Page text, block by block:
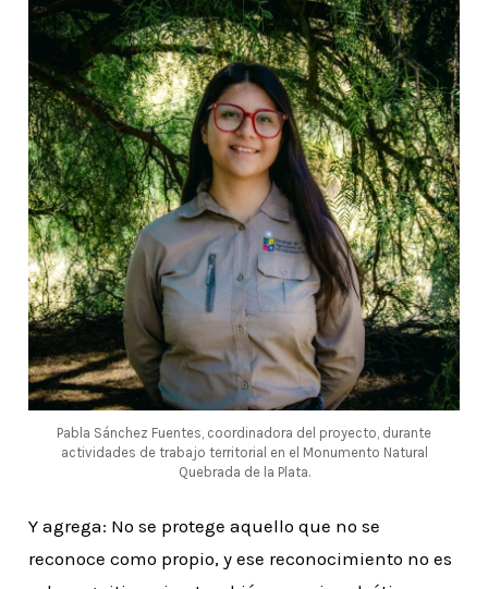
Pabla Sánchez Fuentes, coordinadora del proyecto, durante
actividades de trabajo territorial en el Monumento Natural
Quebrada de la Plata.
Y agrega: No se protege aquello que no se
reconoce como propio, y ese reconocimiento no es